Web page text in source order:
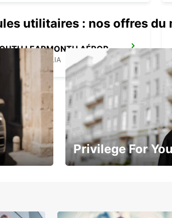
EXMOUTH LEARMONTH AÉROPORT
- AUSTRALIA
utilitaires : nos offres du
Privilege For You